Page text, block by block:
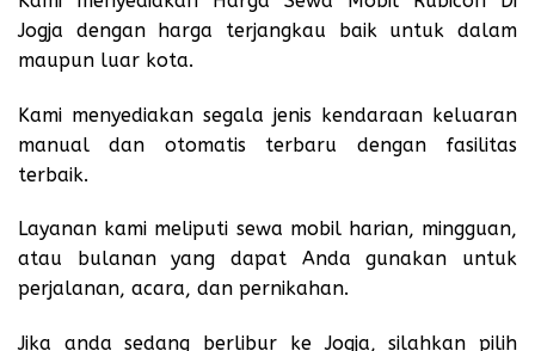
Jogja dengan harga terjangkau baik untuk dalam
maupun luar kota.
Kami menyediakan segala jenis kendaraan keluaran
manual dan otomatis terbaru dengan fasilitas
terbaik.
Layanan kami meliputi sewa mobil harian, mingguan,
atau bulanan yang dapat Anda gunakan untuk
perjalanan, acara, dan pernikahan.
Jika anda sedang berlibur ke Jogja, silahkan pilih